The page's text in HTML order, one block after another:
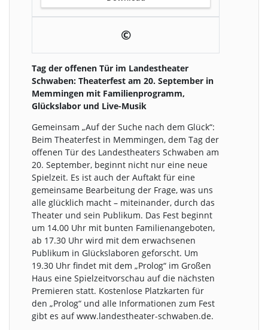
©
Tag der offenen Tür im Landestheater
Schwaben: Theaterfest am 20. September in
Memmingen mit Familienprogramm,
Glückslabor und Live-Musik
Gemeinsam „Auf der Suche nach dem Glück“:
Beim Theaterfest in Memmingen, dem Tag der
offenen Tür des Landestheaters Schwaben am
20. September, beginnt nicht nur eine neue
Spielzeit. Es ist auch der Auftakt für eine
gemeinsame Bearbeitung der Frage, was uns
alle glücklich macht – miteinander, durch das
Theater und sein Publikum. Das Fest beginnt
um 14.00 Uhr mit bunten Familienangeboten,
ab 17.30 Uhr wird mit dem erwachsenen
Publikum in Glückslaboren geforscht. Um
19.30 Uhr findet mit dem „Prolog“ im Großen
Haus eine Spielzeitvorschau auf die nächsten
Premieren statt. Kostenlose Platzkarten für
den „Prolog“ und alle Informationen zum Fest
gibt es auf www.landestheater-schwaben.de.